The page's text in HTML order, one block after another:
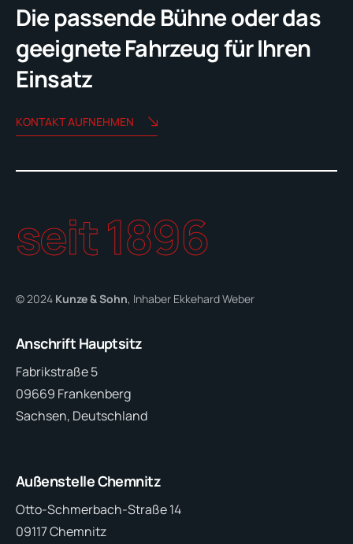
Die passende Bühne oder das
geeignete Fahrzeug für Ihren
Einsatz
KONTAKT AUFNEHMEN
seit 1896
© 2024 Kunze & Sohn, Inhaber Ekkehard Weber
Anschrift Hauptsitz
Fabrikstraße 5
09669 Frankenberg
Sachsen, Deutschland
Außenstelle Chemnitz
Otto-Schmerbach-Straße 14
09117 Chemnitz